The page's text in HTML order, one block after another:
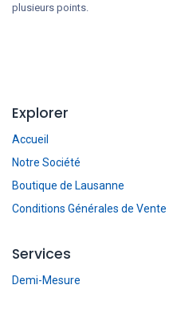
plusieurs points.
Explorer
Accueil
Notre Société
Boutique de Lausanne
Conditions Générales de
Services
Demi-Mesure